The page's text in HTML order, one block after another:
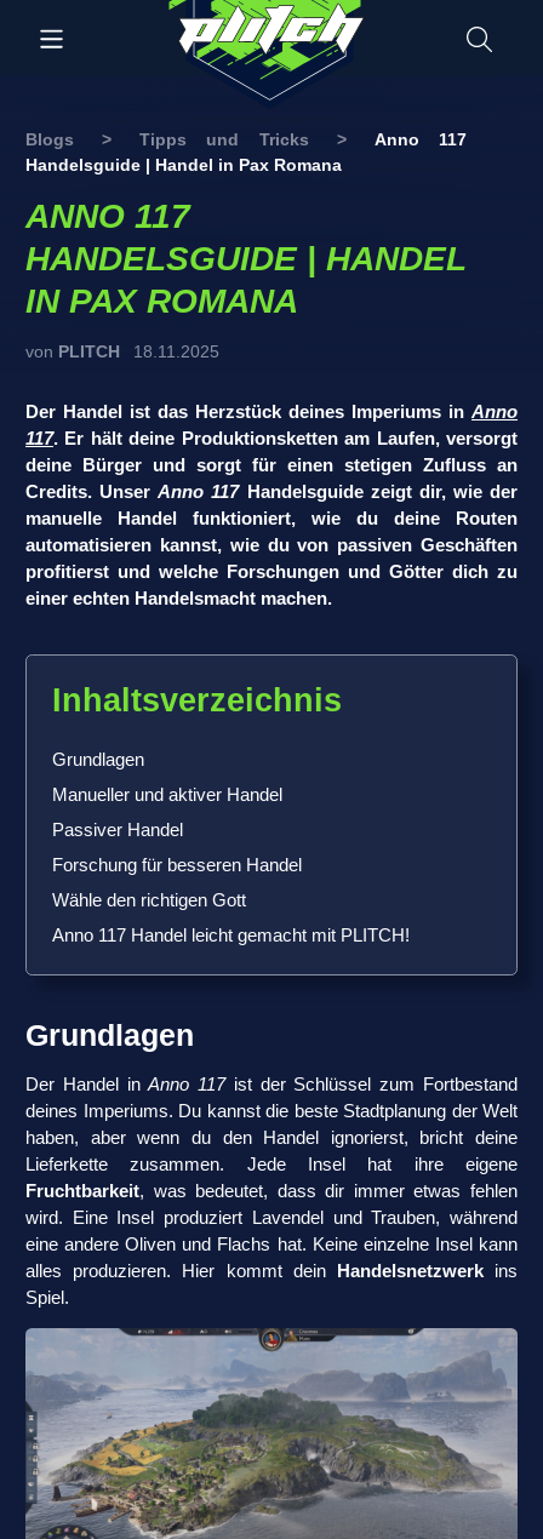
Blogs > Tipps und Tricks >
Anno 117
Handelsguide | Handel in Pax Romana
ANNO 117
HANDELSGUIDE | HANDEL
IN PAX ROMANA
von PLITCH 18.11.2025
Der Handel ist das Herzstück deines Imperiums in Anno
117. Er hält deine Produktionsketten am Laufen, versorgt
deine Bürger und sorgt für einen stetigen Zufluss an
Credits. UnserAnno 117Handelsguide zeigt dir, wie der
manuelle Handel funktioniert, wie du deine Routen
automatisieren kannst, wie du von passiven Geschäften
profitierst und welche Forschungen und Götter dich zu
einer echten Handelsmacht machen.
Inhaltsverzeichnis
Grundlagen
Manueller und aktiver Handel
Passiver Handel
Forschung für besseren Handel
Wähle den richtigen Gott
Anno 117 Handel leicht gemacht mit PLITCH!
Grundlagen
Der Handel inAnno 117ist der Schlüssel zum Fortbestand
deines Imperiums. Du kannst die beste Stadtplanung der Welt
haben, aber wenn du den Handel ignorierst, bricht deine
Lieferkette zusammen. Jede Insel hat ihre eigene
Fruchtbarkeit, was bedeutet, dass dir immer etwas fehlen
wird. Eine Insel produziert Lavendel und Trauben, während
eine andere Oliven und Flachs hat. Keine einzelne Insel kann
alles produzieren. Hier kommt dein
Handelsnetzwerkins
Spiel.